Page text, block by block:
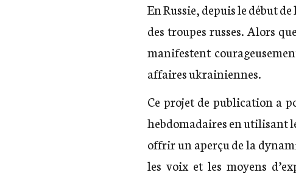
En Russie, depuis le début
des troupes russes. Alors
manifestent
affaires ukrainiennes.
Ce projet de publication a
hebdomadaires en utilisant
offrir un aperçu de la
les voix et les moyens